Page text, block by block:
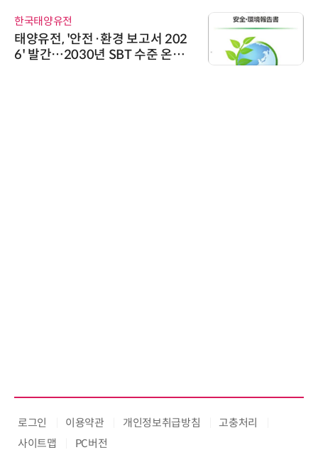
한국태양유전
태양유전, '안전·환경 보고서 202
6' 발간…2030년 SBT 수준 온실
로그인 이용약관 개인정보취급방침
고충처리
사이트맵
PC버전